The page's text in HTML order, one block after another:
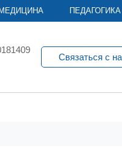
МЕДИЦИНА ПЕДАГОГИКА
Связаться с